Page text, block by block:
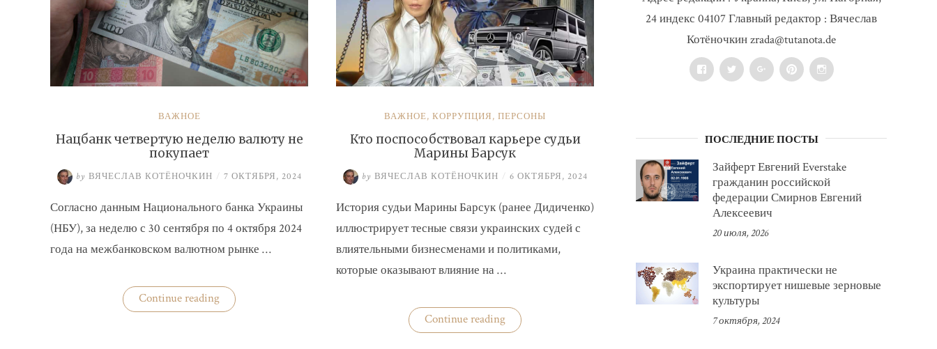
ВАЖНОЕ
Нацбанк четвертую неделю валюту не
покупает
by ВЯЧЕСЛАВ КОТЁНОЧКИН / 7 ОКТЯБРЯ, 2024
Согласно данным Национального банка Украины
(НБУ), за неделю с 30 сентября по 4 октября 2024
года на межбанковском валютном рынке …
Continue reading«Нацбанк
четвертую
ВАЖНОЕ, КОРРУПЦИЯ, ПЕРСОНЫ
Кто поспособствовал карьере судьи
Марины Барсук
by ВЯЧЕСЛАВ КОТЁНОЧКИН / 6 ОКТЯБРЯ, 2024
История судьи Марины Барсук (ранее Дидиченко)
иллюстрирует тесные связи украинских судей с
влиятельными бизнесменами и политиками,
которые оказывают влияние на …
Continue reading«Кто
поспособствовал
24 индекс 04107 Главный редактор : Вячеслав
Котёночкин zrada@tutanota.de
FacebookTwitter Google+PinterestInstagram
ПОСЛЕДНИЕ ПОСТЫ
Зайферт Евгений Everstake
гражданин российской
федерации Смирнов Евгений
Алексеевич
20 июля, 2026
Украина практически не
экспортирует нишевые зерновые
культуры
7 октября, 2024